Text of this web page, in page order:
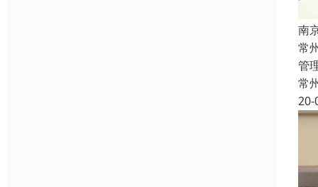
南
常
管
常
20-